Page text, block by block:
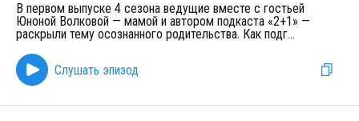
В первом выпуске 4 сезона ведущие вместе с гостьей
Юноной Волковой — мамой и автором подкаста «2+1» —
раскрыли тему осознанного родительства. Как подг...
Слушать эпизод